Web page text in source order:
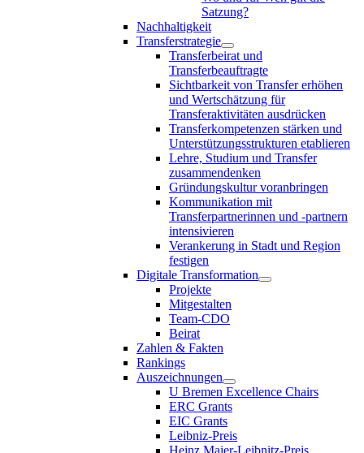
Satzung?
Nachhaltigkeit
Transferstrategie
Transferbeirat und
Transferbeauftragte
Sichtbarkeit von Transfer erhöhen
und Wertschätzung für
Transferaktivitäten ausdrücken
Transferkompetenzen stärken und
Unterstützungsstrukturen etablieren
Lehre, Studium und Transfer
zusammendenken
Gründungskultur voranbringen
Kommunikation mit
Transferpartnerinnen und -partnern
intensivieren
Verankerung in Stadt und Region
festigen
Digitale Transformation
Projekte
Mitgestalten
Team-CDO
Beirat
Zahlen & Fakten
Rankings
Auszeichnungen
U Bremen Excellence Chairs
ERC Grants
EIC Grants
Leibniz-Preis
Heinz Maier-Leibnitz-Preis